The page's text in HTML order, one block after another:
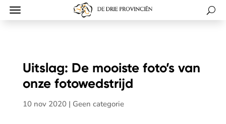
Uitslag: De mooiste foto’s van
onze fotowedstrijd
10 nov 2020| Geen categorie